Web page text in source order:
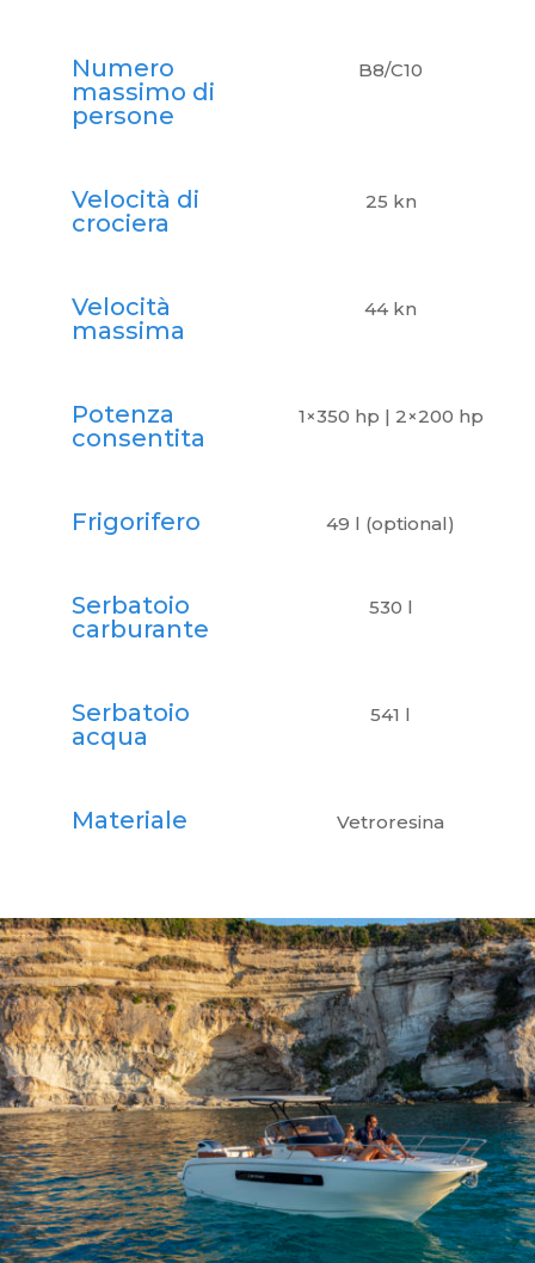
Numero
massimo di
persone
B8/C10
Velocità di
crociera
25 kn
Velocità
massima
44 kn
Potenza
consentita
1×350 hp | 2×200 hp
Frigorifero 49 l (optional)
Serbatoio
carburante
530 l
Serbatoio
acqua
541 l
Materiale Vetroresina